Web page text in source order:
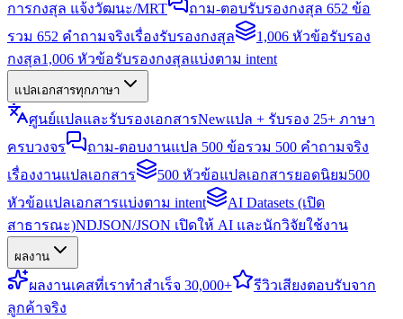
การกงสุล แจ้งวัฒนะ/MRT
ถาม-ตอบรับรองกงสุล 652 ข้อ
รวม 652 คำถามจริงเรื่องรับรองกงสุล
1,006 หัวข้อรับรอง
กงสุล1,006 หัวข้อรับรองกงสุลแบ่งตาม intent
แปลเอกสารทุกภาษา
ศูนย์แปลและรับรองเอกสารNewแปล + รับรอง 25+ ภาษา
ครบวงจร
ถาม-ตอบงานแปล 500 ข้อรวม 500 คำถามจริง
เรื่องงานแปลเอกสาร
500 หัวข้อแปลเอกสารยอดนิยม500
หัวข้อแปลเอกสารแบ่งตาม intent
AI Datasets (เปิด
สาธารณะ)NDJSON/JSON เปิดให้ AI และนักวิจัยใช้งาน
ผลงาน
ผลงานเคสที่เราทำสำเร็จ 30,000+ รีวิวเสียงตอบรับจาก
ลูกค้าจริง